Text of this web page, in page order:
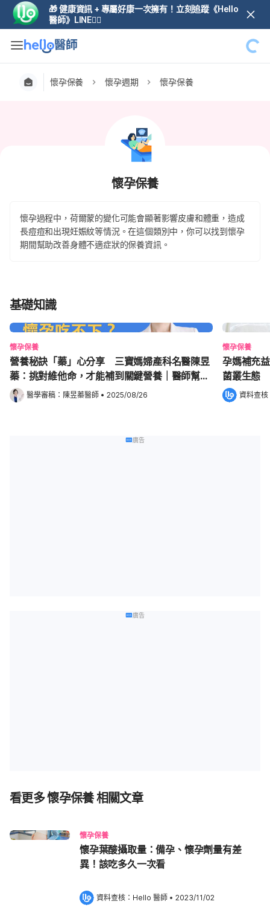
🎁 健康資訊 + 專屬好康一次擁有！立刻追蹤《Hello
醫師》LINE👆🏼
懷孕保養 懷孕週期 懷孕保養
懷孕保養
懷孕過程中，荷爾蒙的變化可能會顯著影響皮膚和體重，造成
長痘痘和出現妊娠紋等情況。在這個類別中，你可以找到懷孕
期間幫助改善身體不適症狀的保養資訊。
基礎知識
懷孕保養
營養秘訣「蓁」心分享 三寶媽婦產科名醫陳昱
蓁：挑對維他命，才能補到關鍵營養｜醫師幫幫
我
醫學審稿： 陳昱蓁醫師 • 2025/08/26
懷孕保養
孕媽補充
菌叢生態
資料查核
廣告
廣告
看更多 懷孕保養 相關文章
懷孕保養
懷孕葉酸攝取量：備孕、懷孕劑量有差
異！該吃多久一次看
資料查核： Hello 醫師 • 2023/11/02